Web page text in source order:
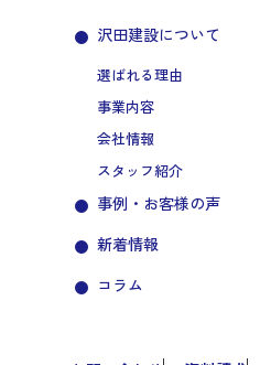
沢田建設について
選ばれる理由
事業内容
会社情報
スタッフ紹介
事例・お客様の声
新着情報
コラム